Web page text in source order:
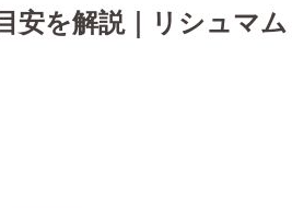
安を解説｜リシュマム